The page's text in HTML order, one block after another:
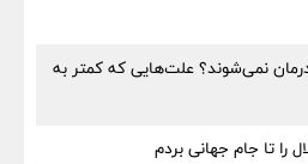
نمی‌شوند؟ علت‌هایی که کمتر به
را تا جام جهانی بردم